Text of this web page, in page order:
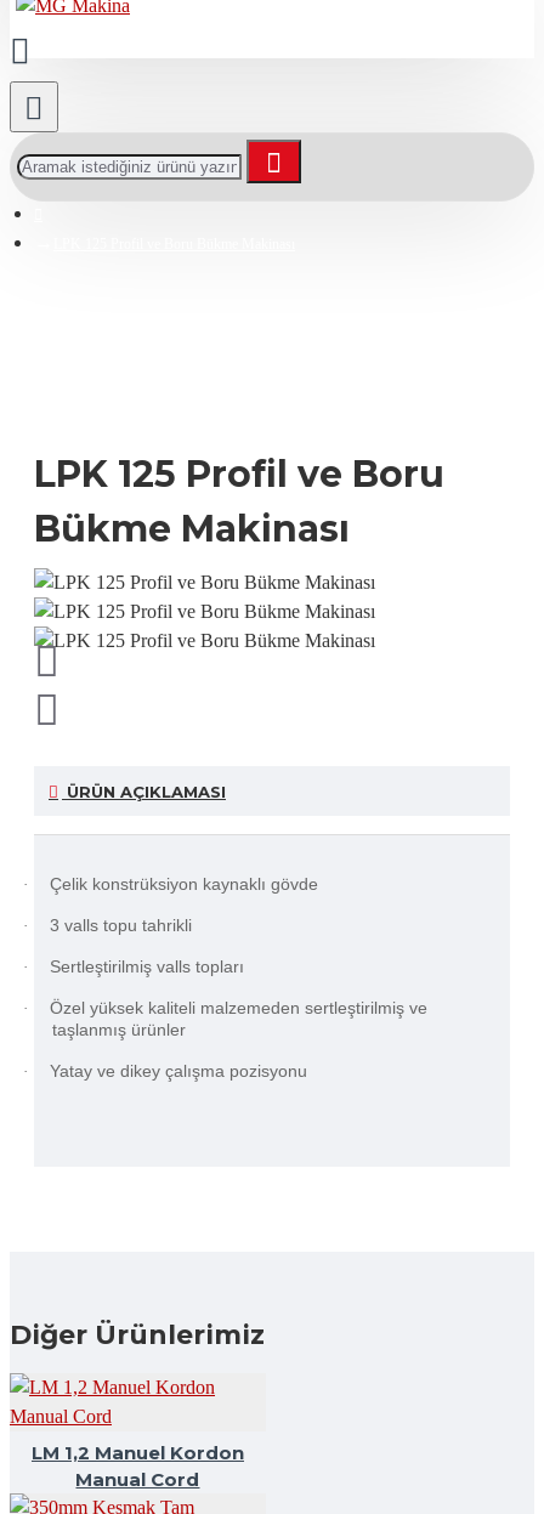
LPK 125 Profil ve Boru
Bükme Makinası
ÜRÜN AÇIKLAMASI
· Çelik konstrüksiyon kaynaklı gövde
· 3 valls topu tahrikli
· Sertleştirilmiş valls topları
·
Özel yüksek kaliteli malzemeden sertleştirilmiş ve
taşlanmış ürünler
· Yatay ve dikey çalışma pozisyonu
Diğer Ürünlerimiz
LM 1,2 Manuel Kordon
Manual Cord